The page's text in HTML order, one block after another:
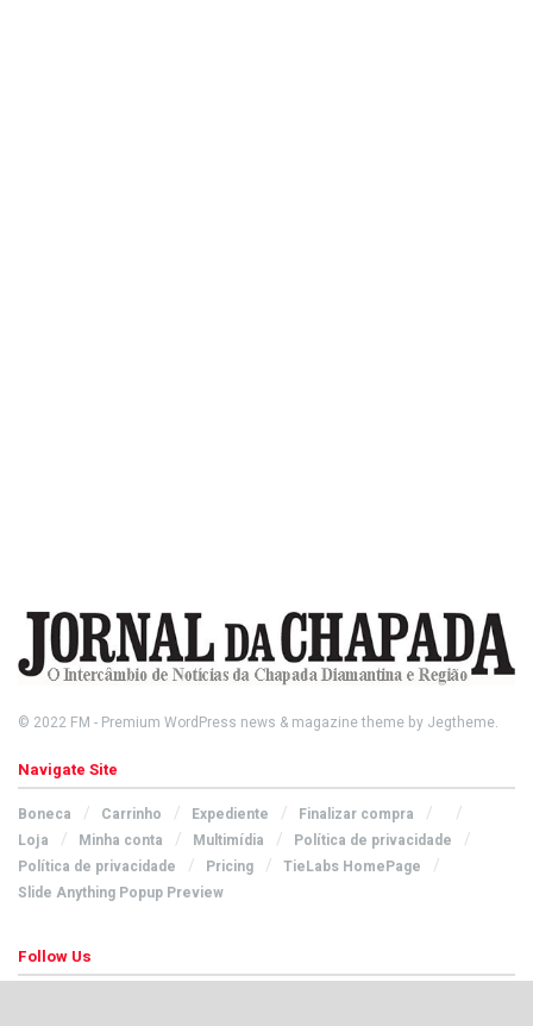
© 2022 FM - Premium WordPress news & magazine theme by Jegtheme.
Navigate Site
Boneca Carrinho Expediente
Finalizar compra
Loja
Minha conta Multimídia
Política de privacidade
Política de privacidade
Pricing
TieLabs HomePage
Slide Anything Popup Preview
Follow Us